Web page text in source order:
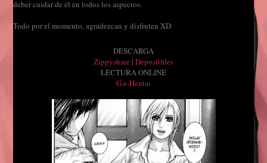
deber cuidar de él en todos los aspectos.
Todo por el momento, agradezcan y disfruten XD
DESCARGA
Zippyshare | Depositfiles
LECTURA ONLINE
G.e-Hentai